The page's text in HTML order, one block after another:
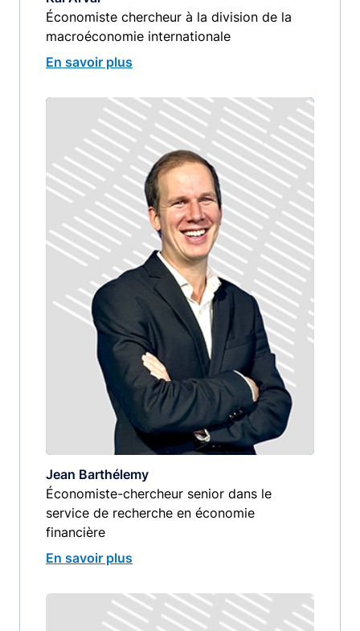
Économiste chercheur à la division de la
macroéconomie internationale
En savoir plus
Image image
Jean Barthélemy
Économiste-chercheur senior dans le
service de recherche en économie
financière
En savoir plus
image